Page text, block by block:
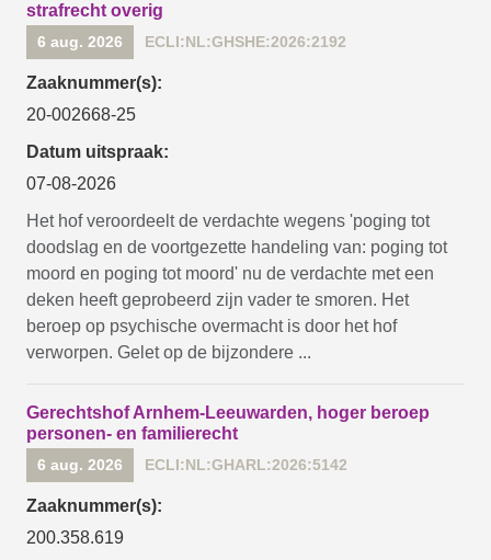
strafrecht overig
6 aug. 2026 ECLI:NL:GHSHE:2026:2192
Zaaknummer(s):
20-002668-25
Datum uitspraak:
07-08-2026
Het hof veroordeelt de verdachte wegens 'poging tot
doodslag en de voortgezette handeling van: poging tot
moord en poging tot moord' nu de verdachte met een
deken heeft geprobeerd zijn vader te smoren. Het
beroep op psychische overmacht is door het hof
verworpen. Gelet op de bijzondere ...
Gerechtshof Arnhem-Leeuwarden, hoger beroep
personen- en familierecht
6 aug. 2026 ECLI:NL:GHARL:2026:5142
Zaaknummer(s):
200.358.619